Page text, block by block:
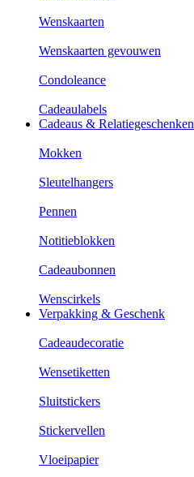
Wenskaarten
Wenskaarten gevouwen
Condoleance
Cadeaulabels
Cadeaus & Relatiegeschenken
Mokken
Sleutelhangers
Pennen
Notitieblokken
Cadeaubonnen
Wenscirkels
Verpakking & Geschenk
Cadeaudecoratie
Wensetiketten
Sluitstickers
Stickervellen
Vloeipapier